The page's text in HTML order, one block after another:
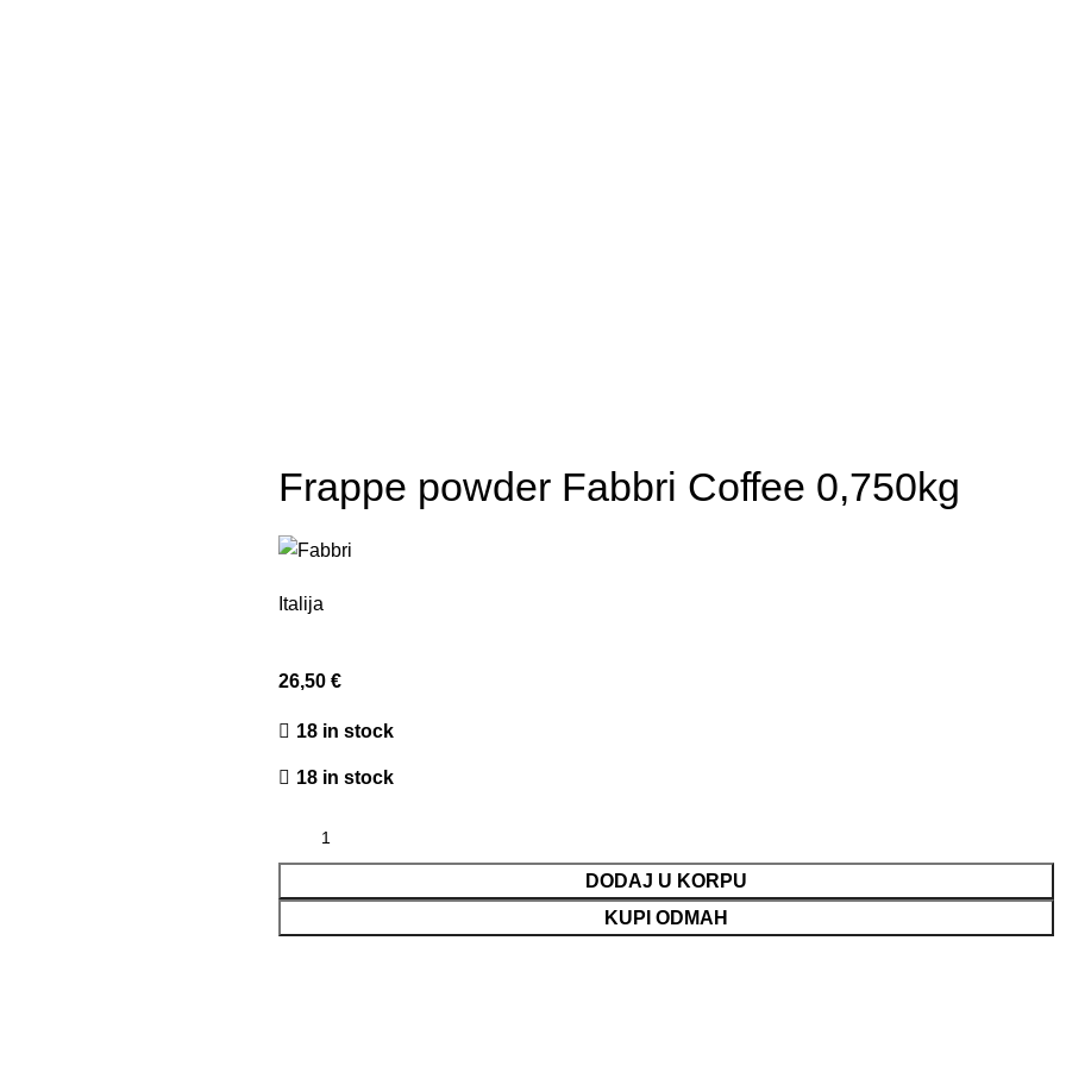
Frappe powder Fabbri Coffee 0,750kg
Italija
26,50 €
18 in stock
18 in stock
DODAJ U KORPU
KUPI ODMAH